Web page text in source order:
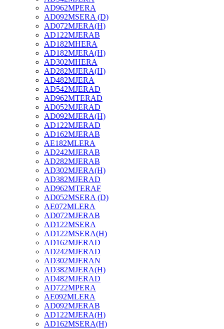
AD962MPERA
AD092MSERA (D)
AD072MJERA(H)
AD122MJERAB
AD182MHERA
AD182MJERA(H)
AD302MHERA
AD282MJERA(H)
AD482MJERA
AD542MJERAD
AD962MTERAD
AD052MJERAD
AD092MJERA(H)
AD122MJERAD
AD162MJERAB
AE182MLERA
AD242MJERAB
AD282MJERAB
AD302MJERA(H)
AD382MJERAD
AD962MTERAF
AD052MSERA (D)
AE072MLERA
AD072MJERAB
AD122MSERA
AD122MSERA(H)
AD162MJERAD
AD242MJERAD
AD302MJERAN
AD382MJERA(H)
AD482MJERAD
AD722MPERA
AE092MLERA
AD092MJERAB
AD122MJERA(H)
AD162MSERA(H)